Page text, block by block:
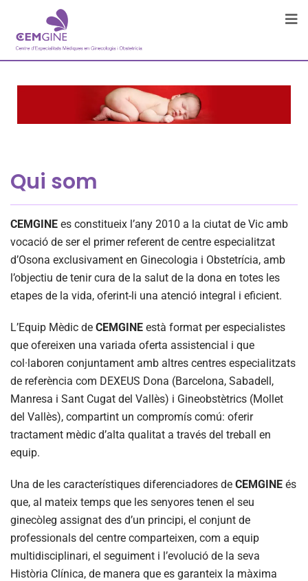
Qui som
CEMGINE es constitueix l’any 2010 a la ciutat de Vic amb
vocació de ser el primer referent de centre especialitzat
d’Osona exclusivament en Ginecologia i Obstetrícia, amb
l’objectiu de tenir cura de la salut de la dona en totes les
etapes de la vida, oferint-li una atenció integral i eficient.
L’Equip Mèdic de CEMGINE està format per especialistes
que ofereixen una variada oferta assistencial i que
col·laboren conjuntament amb altres centres especialitzats
de referència com DEXEUS Dona (Barcelona, Sabadell,
Manresa i Sant Cugat del Vallès) i Gineobstètrics (Mollet
del Vallès), compartint un compromís comú: oferir
tractament mèdic d’alta qualitat a través del treball en
equip.
Una de les característiques diferenciadores de CEMGINE és
que, al mateix temps que les senyores tenen el seu
ginecòleg assignat des d’un principi, el conjunt de
professionals del centre comparteixen, com a equip
multidisciplinari, el seguiment i l’evolució de la seva
Història Clínica, de manera que es garanteix la màxima